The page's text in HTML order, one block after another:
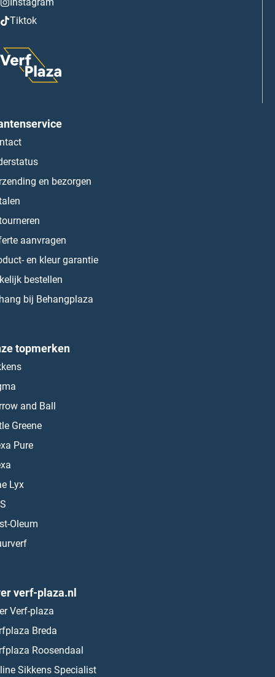
Tiktok
en bezorgen
aanvragen
en kleur garantie
bestellen
bij Behangplaza
topmerken
and Ball
Greene
Pure
Lyx
Oleum
verf-plaza.nl
Verf-plaza
Breda
Roosendaal
Sikkens Specialist